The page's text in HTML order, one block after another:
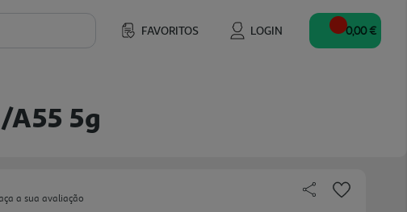
FAVORITOS LOGIN 0,00 €
a55 5g
a sua avaliação